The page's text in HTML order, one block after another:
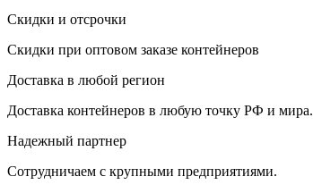
Скидки и отсрочки
Скидки при оптовом заказе контейнеров
Доставка в любой регион
Доставка контейнеров в любую точку РФ и мира.
Надежный партнер
Сотрудничаем с крупными предприятиями.